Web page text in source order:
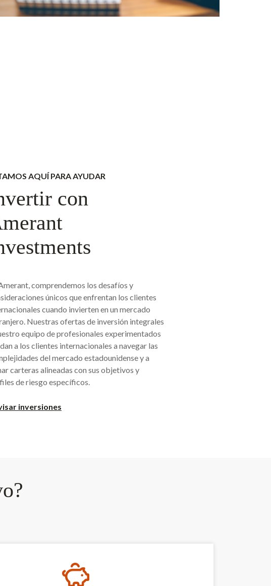
AQUÍ PARA AYUDAR
con
comprendemos los desafíos y
únicos que enfrentan los clientes
cuando invierten en un mercado
Nuestras ofertas de inversión integrales
equipo de profesionales experimentados
a los clientes internacionales a navegar las
del mercado estadounidense y a
carteras alineadas con sus objetivos y
de riesgo específicos.
inversiones